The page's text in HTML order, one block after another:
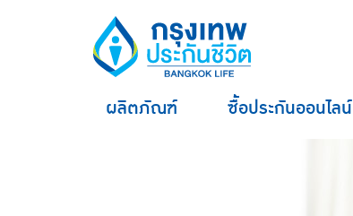
ผลิตภัณฑ์ ซื้อประกันออนไลน์